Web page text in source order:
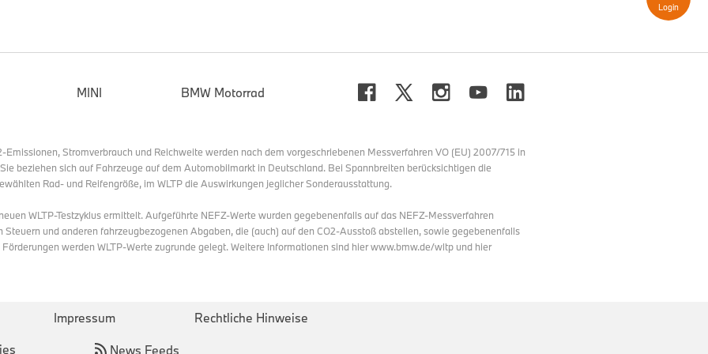
und Besucher als auch Einwohnerinnen und Einwohner Münchens und Umgebung einen
Fotografie soll insbesondere der Bereich Kunst im Kontext der BMW Welt nachhaltig belebt
darüber hinaus ein ebenso hohes Kulturengagement auf – die ideale Basis für eine
Kooperation auf Augenhöhe.
Bitte wenden Sie sich bei Rückfragen an:
MINI BMW Motorrad
Emissionen, Stromverbrauch und Reichweite werden nach dem vorgeschriebenen Messverfahren VO (EU) 2007/715 in
beziehen sich auf Fahrzeuge auf dem Automobilmarkt in Deutschland. Bei Spannbreiten berücksichtigen die
Rad- und Reifengröße, im WLTP die Auswirkungen jeglicher Sonderausstattung.
WLTP-Testzyklus ermittelt. Aufgeführte NEFZ-Werte wurden gegebenenfalls auf das NEFZ-Messverfahren
Steuern und anderen fahrzeugbezogenen Abgaben, die (auch) auf den CO2-Ausstoß abstellen, sowie gegebenenfalls
werden WLTP-Werte zugrunde gelegt. Weitere Informationen sind hier www.bmw.de/wltp und hier
Impressum
Rechtliche Hinweise
News Feeds
Login